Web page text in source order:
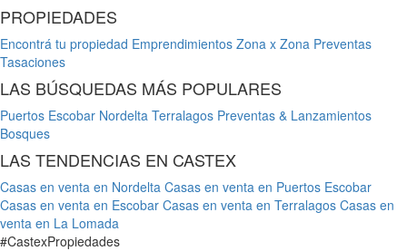
PROPIEDADES
Encontrá tu propiedad Emprendimientos Zona x Zona Preventas
Tasaciones
LAS BÚSQUEDAS MÁS POPULARES
Puertos Escobar Nordelta Terralagos Preventas & Lanzamientos
Bosques
LAS TENDENCIAS EN CASTEX
Casas en venta en Nordelta Casas en venta en Puertos Escobar
Casas en venta en Escobar Casas en venta en Terralagos Casas en
venta en La Lomada
#CastexPropiedades